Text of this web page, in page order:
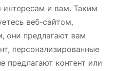
и вам. Таким
веб-сайтом,
они предлагают вам
персонализированные
предлагают контент или